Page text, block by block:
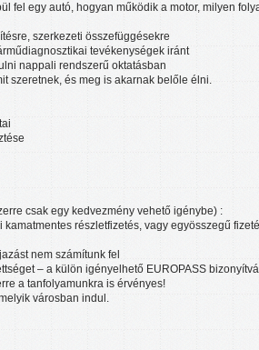
fel egy autó, hogyan működik a motor, milyen
szerkezeti összefüggésekre
tevékenységek iránt
nappali rendszerű oktatásban
szeretnek, és meg is akarnak belőle élni.
csak egy kedvezmény vehető igénybe) :
kamatmentes részletfizetés, vagy egyösszegű
nem számítunk fel
– a külön igényelhető EUROPASS
a tanfolyamunkra is érvényes!
városban indul.